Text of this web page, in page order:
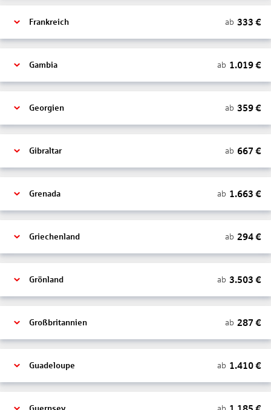
Frankreich ab 333 €
Gambia ab 1.019€
Georgien ab 359€
Gibraltar ab 667 €
Grenada ab 1.663 €
Griechenland ab 294€
Grönland ab 3.503 €
Großbritannien ab 287 €
Guadeloupe ab 1.410€
ab